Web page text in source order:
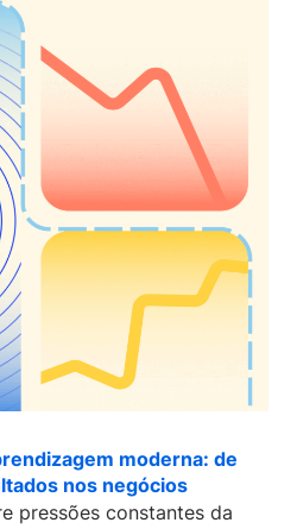
moderna: de
nos negócios
pressões constantes da